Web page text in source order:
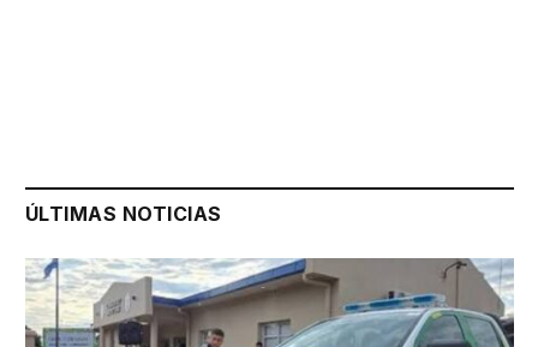
ÚLTIMAS NOTICIAS